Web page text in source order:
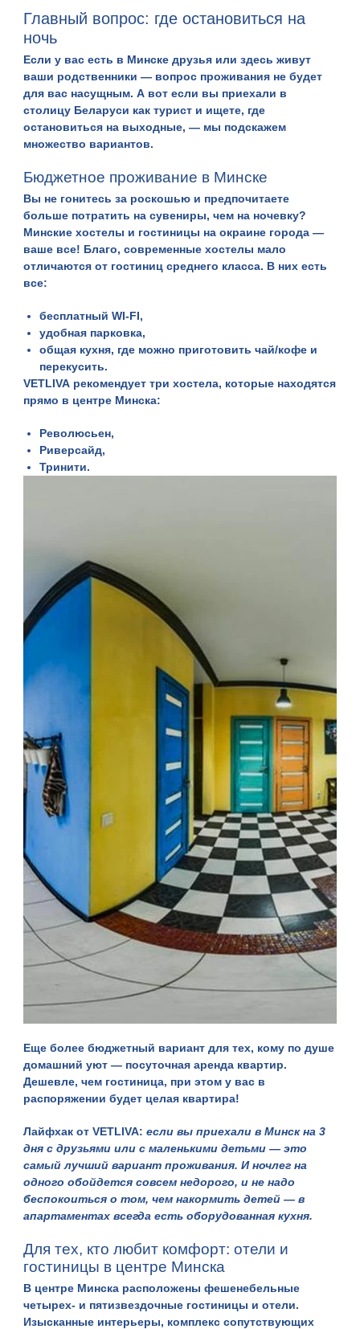
Главный вопрос: где остановиться на
ночь
Если у вас есть в Минске друзья или здесь живут
ваши родственники — вопрос проживания не будет
для вас насущным. А вот если вы приехали в
столицу Беларуси как турист и ищете, где
остановиться на выходные, — мы подскажем
множество вариантов.
Бюджетное проживание в Минске
Вы не гонитесь за роскошью и предпочитаете
больше потратить на сувениры, чем на ночевку?
Минские хостелы и гостиницы на окраине города —
ваше все! Благо, современные хостелы мало
отличаются от гостиниц среднего класса. В них есть
все:
бесплатный WI-FI,
удобная парковка,
общая кухня, где можно приготовить чай/кофе и
перекусить.
VETLIVA рекомендует три хостела, которые находятся
прямо в центре Минска:
Революсьен,
Риверсайд,
Тринити.
Еще более бюджетный вариант для тех, кому по душе
домашний уют — посуточная аренда квартир.
Дешевле, чем гостиница, при этом у вас в
распоряжении будет целая квартира!
Лайфхак от VETLIVA: если вы приехали в Минск на 3
дня с друзьями или с маленькими детьми — это
самый лучший вариант проживания. И ночлег на
одного обойдется совсем недорого, и не надо
беспокоиться о том, чем накормить детей — в
апартаментах всегда есть оборудованная кухня.
Для тех, кто любит комфорт: отели и
гостиницы в центре Минска
В центре Минска расположены фешенебельные
четырех- и пятизвездочные гостиницы и отели.
Изысканные интерьеры, комплекс сопутствующих